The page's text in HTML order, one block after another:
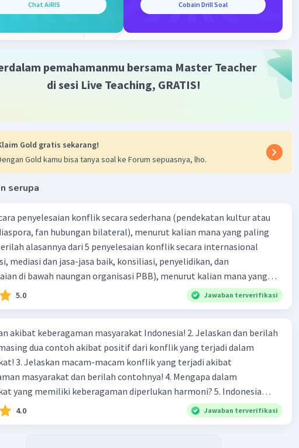
hak asasi manusia, dan menjaga lingkungan hidup
warga dunia, kita dapat meningkatkan kesadaran global
dunia, dan kesetaraan gender
Chat AiRIS Cobain Drill Soal
pemahamanmu bersama Master Teacher
di sesi Live Teaching, GRATIS!
Gold gratis sekarang!
Gold kamu bisa tanya soal ke Forum sepuasnya, lho.
serupa
penyelesaian konflik secara sederhana (pendekatan kultur atau
fan hubungan bilateral), menurut kalian mana yang paling
5 penyelesaian konflik secara internasional
mediasi dan jasa-jasa baik, konsiliasi, penyelidikan, dan
di bawah naungan organisasi PBB), menurut kalian mana yang
berilah alasannya
5.0 Jawaban terverifikasi
keberagaman masyarakat Indonesia! 2. Jelaskan dan berilah
dua contoh akibat positif dari konflik yang terjadi dalam
terjadi akibat
masyarakat dan berilah contohnya! 4. Mengapa dalam
yang memiliki keberagaman diperlukan harmoni? 5. Indonesia
negara yang kaya akan keberagaman baik dilihat dari agama, suku,
dan budaya. Berdasarkan pernyataan tersebut, apa yang dapat
4.0 Jawaban terverifikasi